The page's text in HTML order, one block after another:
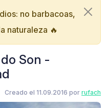
no barbacoas,
naturaleza 🔥
Son -
Creado el 11.09.2016 por rufach